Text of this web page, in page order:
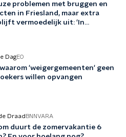
problemen met bruggen en
in Friesland, maar extra
vermoedelijk uit: 'In
DagEO
'weigergemeenten' geen
willen opvangen
Draad BNNVARA
duurt de zomervakantie 6